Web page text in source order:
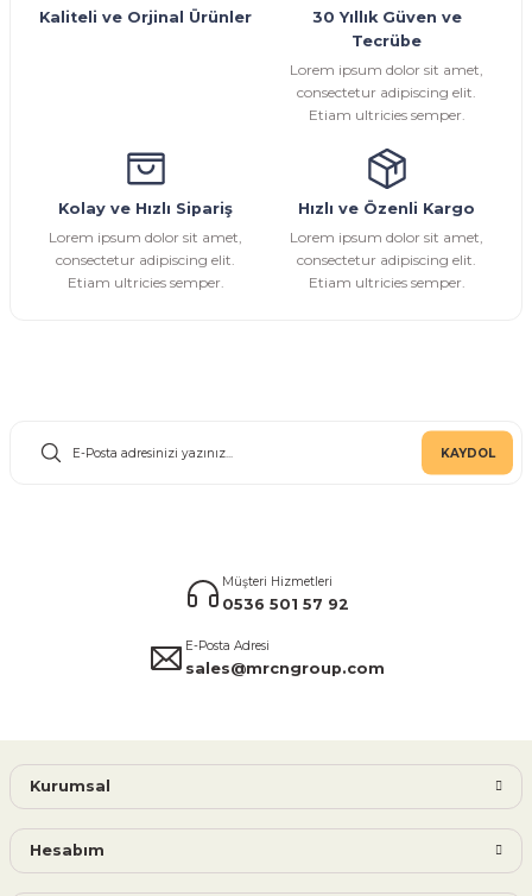
Ürün bilgilerinde hatalar bulunuyor.
Bu ürüne benzer farklı alternatifler olmalı.
Gönder
Kaliteli ve Orjinal Ürünler
30 Yıllık Güven ve
Tecrübe
Lorem ipsum dolor sit amet,
consectetur adipiscing elit.
Etiam ultricies semper.
Kolay ve Hızlı Sipariş
Lorem ipsum dolor sit amet,
consectetur adipiscing elit.
Etiam ultricies semper.
Hızlı ve Özenli Kargo
Lorem ipsum dolor sit amet,
consectetur adipiscing elit.
Etiam ultricies semper.
KAYDOL
Müşteri Hizmetleri
0536 501 57 92
E-Posta Adresi
sales@mrcngroup.com
Kurumsal
Hesabım